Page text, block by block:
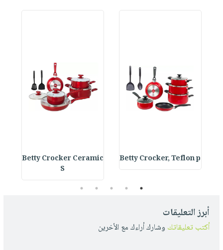
Betty Crocker, Teflon p
Betty Crocker Ceramic
S
1
2
3
4
5
أبرز التعليقات
أكتب تعليقاتك وشارك أراءك مع الأخرين